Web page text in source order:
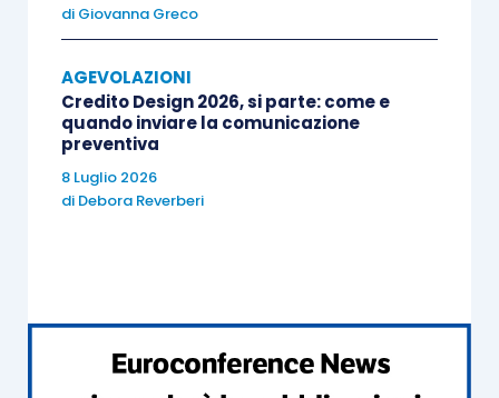
definito all’allegato III del D.M. 04.08.2011,
per le spese sostenute per
posa in opera di generatori d’aria calda a
condensazione
dagli
Istituti autonomi per le case
popolari, comunque denominati;
di Giovanna Greco
AGEVOLAZIONI
Credito Design 2026, si parte: come e
quando inviare la comunicazione
preventiva
8 Luglio 2026
di Debora Reverberi